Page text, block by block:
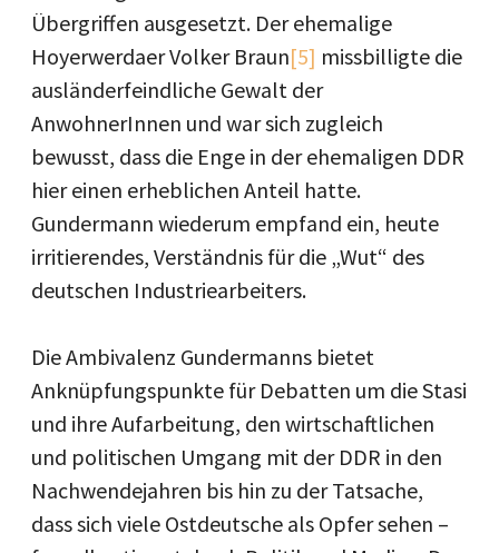
Übergriffen ausgesetzt. Der ehemalige
Hoyerwerdaer Volker Braun[5] missbilligte die
ausländerfeindliche Gewalt der
AnwohnerInnen und war sich zugleich
bewusst, dass die Enge in der ehemaligen DDR
hier einen erheblichen Anteil hatte.
Gundermann wiederum empfand ein, heute
irritierendes, Verständnis für die „Wut“ des
deutschen Industriearbeiters.
Die Ambivalenz Gundermanns bietet
Anknüpfungspunkte für Debatten um die Stasi
und ihre Aufarbeitung, den wirtschaftlichen
und politischen Umgang mit der DDR in den
Nachwendejahren bis hin zu der Tatsache,
dass sich viele Ostdeutsche als Opfer sehen –